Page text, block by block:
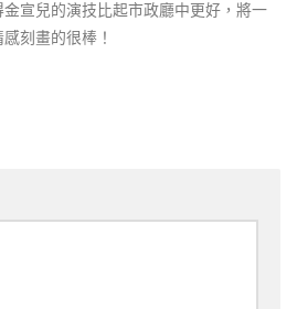
宣兒的演技比起市政廳中更好，將一
刻畫的很棒！